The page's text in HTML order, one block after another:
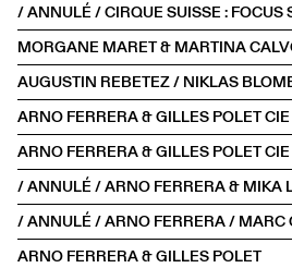
MORGANE MARET & MARTINA
AUGUSTIN REBETEZ / NIKLAS
ARNO FERRERA & GILLES POLET